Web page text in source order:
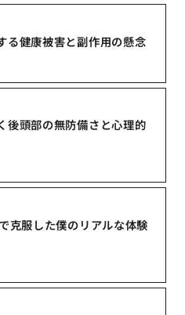
る健康被害と副作用の懸念
後頭部の無防備さと心理的
克服した僕のリアルな体験